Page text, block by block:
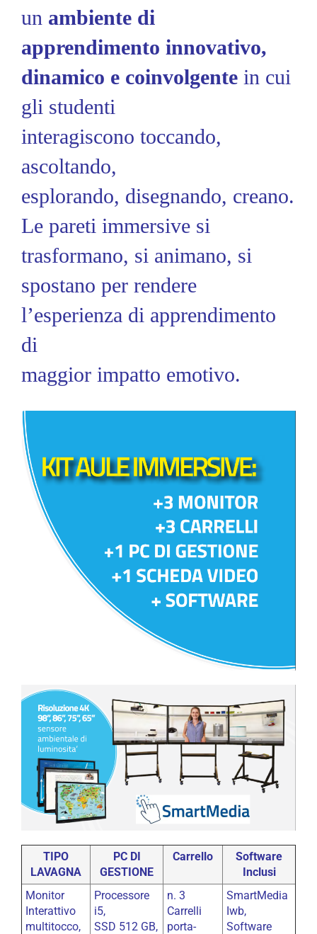
un ambiente di
apprendimento innovativo,
dinamico e coinvolgente in cui
gli studenti
interagiscono toccando,
ascoltando,
esplorando, disegnando, creano.
Le pareti immersive si
trasformano, si animano, si
spostano per rendere
l’esperienza di apprendimento
di
maggior impatto emotivo.
TIPO
LAVAGNA
PC DI
GESTIONE
Carrello
Software
Inclusi
Monitor
Interattivo
multitocco,
Processore
i5,
SSD 512 GB,
n. 3
Carrelli
porta-
SmartMedia
Iwb,
Software